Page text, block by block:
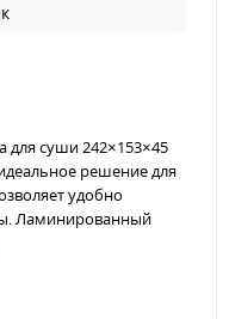
для суши 242×153×45
решение для
удобно
Ламинированный